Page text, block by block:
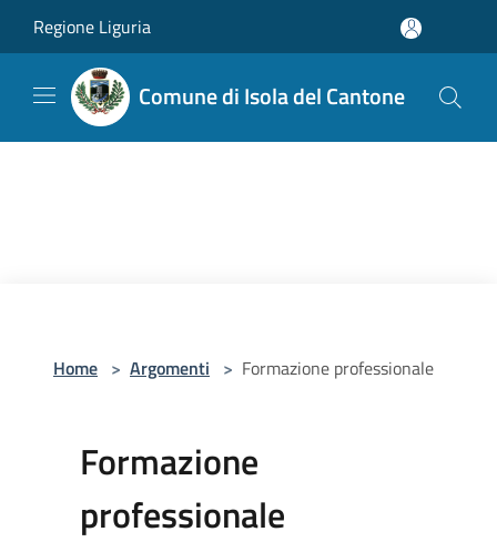
Regione Liguria
Comune di Isola del Cantone
Home > Argomenti > Formazione professionale
Formazione
professionale